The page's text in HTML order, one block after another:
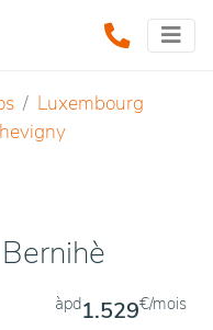
Luxembourg
àpd1.529€/mois